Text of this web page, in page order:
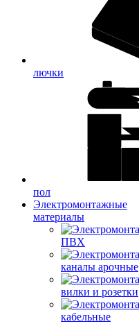
лючки
пол
Электромонтажные
материалы
ПВХ
каналы арочные
вилки и розетки
кабельные